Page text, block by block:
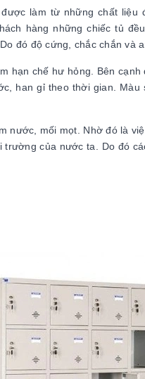
làm từ những chất
hàng những chiếc tủ
đó độ cứng, chắc chắn và
hạn chế hư hỏng. Bên
han gỉ theo thời gian.
nước, mối mọt. Nhờ đó là
của nước ta. Do đó